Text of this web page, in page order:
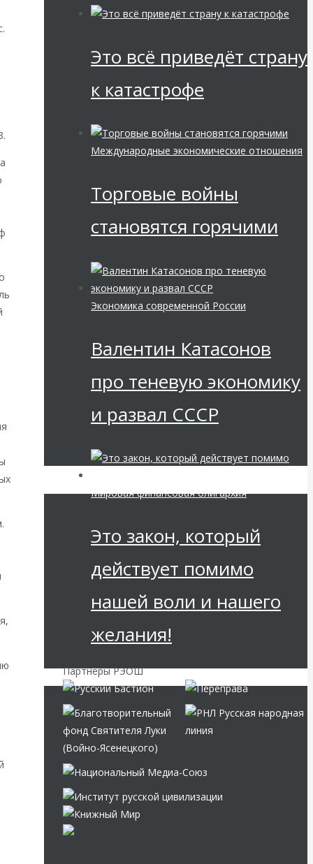
Это всё приведёт страну
к катастрофе
Международные экономические отношения
Торговые войны
становятся горячими
Экономика современной России
Валентин Катасонов
про теневую экономику
и развал СССР
Мировая финансовая олигархия
Это закон, который
действует помимо
нашей воли и нашего
желания!
Партнёры РЭОШ